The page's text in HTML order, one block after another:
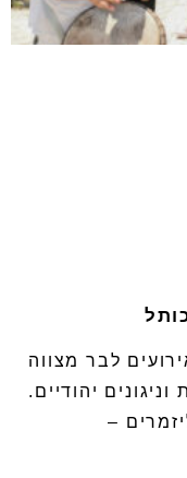
לבר מצווה
יהודיים.
–